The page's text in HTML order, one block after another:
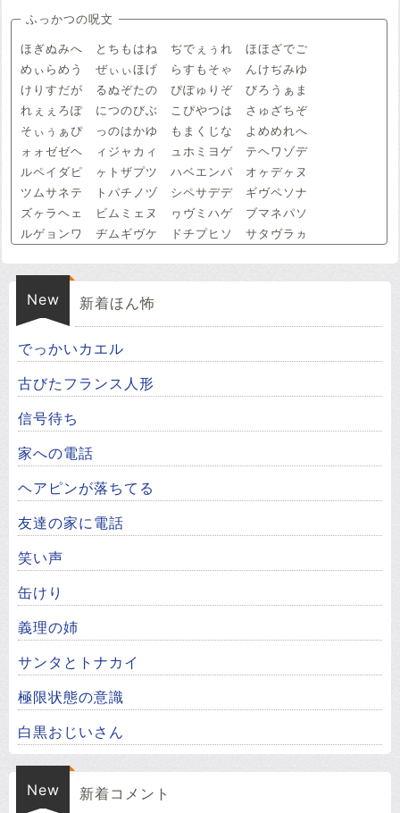
ふっかつの呪文
ほぎぬみへ とちもはね ぢでぇぅれ ほほざでご
めぃらめう ぜぃぃほげ らすもそゃ んけぢみゆ
けりすだが るぬぞたの ぴぽゅりぞ びろうぁま
れぇぇろぽ につのびぶ こぴやつは さゅざちぞ
そぃぅぁぴ っのはかゆ もまくじな よめめれへ
ォォゼゼヘ ィジャカィ ュホミヨゲ テヘワゾデ
ルペイダピ ヶトザプツ ハベエンパ オヶデヶヌ
ツムサネテ トパチノヅ シペサデデ ギヴペソナ
ズヶラヘェ ビムミェヌ ヮヴミハゲ ブマネパソ
ルゲョンワ ヂムギヴケ ドチプヒソ サタヴラヵ
New 新着ほん怖
でっかいカエル
古びたフランス人形
信号待ち
家への電話
ヘアピンが落ちてる
友達の家に電話
笑い声
缶けり
義理の姉
サンタとトナカイ
極限状態の意識
白黒おじいさん
New 新着コメント